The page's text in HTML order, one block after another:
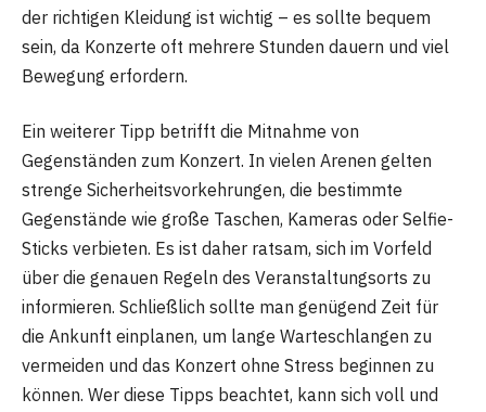
der richtigen Kleidung ist wichtig – es sollte bequem
sein, da Konzerte oft mehrere Stunden dauern und viel
Bewegung erfordern.
Ein weiterer Tipp betrifft die Mitnahme von
Gegenständen zum Konzert. In vielen Arenen gelten
strenge Sicherheitsvorkehrungen, die bestimmte
Gegenstände wie große Taschen, Kameras oder Selfie-
Sticks verbieten. Es ist daher ratsam, sich im Vorfeld
über die genauen Regeln des Veranstaltungsorts zu
informieren. Schließlich sollte man genügend Zeit für
die Ankunft einplanen, um lange Warteschlangen zu
vermeiden und das Konzert ohne Stress beginnen zu
können. Wer diese Tipps beachtet, kann sich voll und